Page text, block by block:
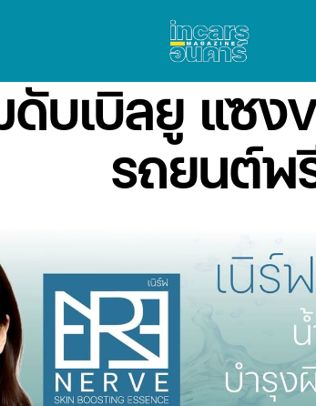
ดับเบิลยู แซง
รถยนต์พ